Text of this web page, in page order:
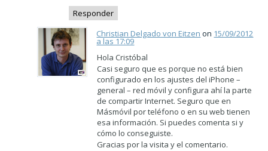
Responder
Christian Delgado von Eitzen on 15/09/2012
a las 17:09
Hola Cristóbal
Casi seguro que es porque no está bien
configurado en los ajustes del iPhone –
general – red móvil y configura ahí la parte
de compartir Internet. Seguro que en
Másmóvil por teléfono o en su web tienen
esa información. Si puedes comenta si y
cómo lo conseguiste.
Gracias por la visita y el comentario.